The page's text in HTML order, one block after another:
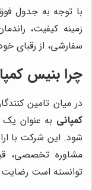
زمینه کیفیت،
سفارشی، از رقبای
چرا بنیس
در میان تامین
کمپانی به عنوان
مشاوره تخصصی،
توانسته است